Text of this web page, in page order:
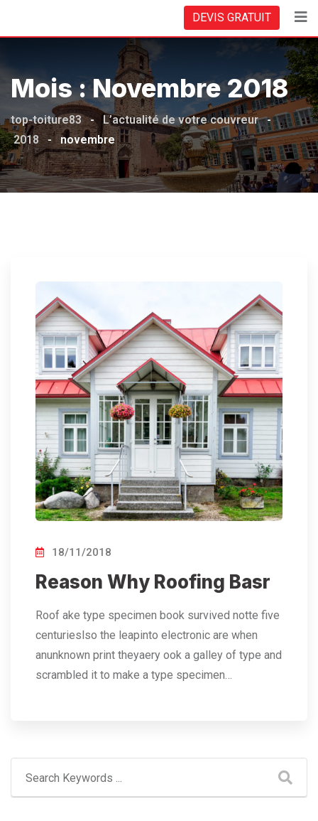
DEVIS GRATUIT
Mois :Novembre 2018
top-toiture83 - L’actualité de votre couvreur -
2018 - novembre
18/11/2018
Reason Why Roofing Basr
Roof ake type specimen book survived notte five
centurieslso the leapinto electronic are when
anunknown print theyaery ook a galley of type and
scrambled it to make a type specimen…